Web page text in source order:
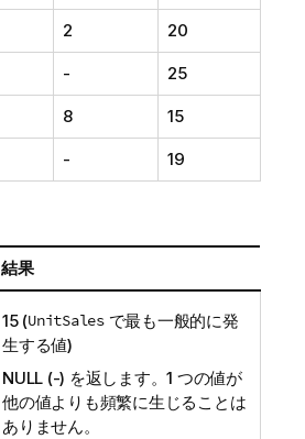
2 20
- 25
8 15
- 19
結果
15 (UnitSalesで最も一般的に発
生する値)
NULL (-) を返します。1 つの値が
他の値よりも頻繁に生じることは
ありません。